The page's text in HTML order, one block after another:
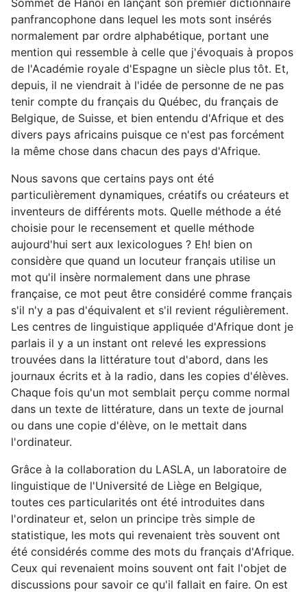
panfrancophone dans lequel les mots sont insérés
normalement par ordre alphabétique, portant une
mention qui ressemble à celle que j'évoquais à propos
de l'Académie royale d'Espagne un siècle plus tôt. Et,
depuis, il ne viendrait à l'idée de personne de ne pas
tenir compte du français du Québec, du français de
Belgique, de Suisse, et bien entendu d'Afrique et des
divers pays africains puisque ce n'est pas forcément
la même chose dans chacun des pays d'Afrique.
Nous savons que certains pays ont été
particulièrement dynamiques, créatifs ou créateurs et
inventeurs de différents mots. Quelle méthode a été
choisie pour le recensement et quelle méthode
aujourd'hui sert aux lexicologues ? Eh! bien on
considère que quand un locuteur français utilise un
mot qu'il insère normalement dans une phrase
française, ce mot peut être considéré comme français
s'il n'y a pas d'équivalent et s'il revient régulièrement.
Les centres de linguistique appliquée d'Afrique dont je
parlais il y a un instant ont relevé les expressions
trouvées dans la littérature tout d'abord, dans les
journaux écrits et à la radio, dans les copies d'élèves.
Chaque fois qu'un mot semblait perçu comme normal
dans un texte de littérature, dans un texte de journal
ou dans une copie d'élève, on le mettait dans
l'ordinateur.
Grâce à la collaboration du LASLA, un laboratoire de
linguistique de l'Université de Liège en Belgique,
toutes ces particularités ont été introduites dans
l'ordinateur et, selon un principe très simple de
statistique, les mots qui revenaient très souvent ont
été considérés comme des mots du français d'Afrique.
Ceux qui revenaient moins souvent ont fait l'objet de
discussions pour savoir ce qu'il fallait en faire. On est